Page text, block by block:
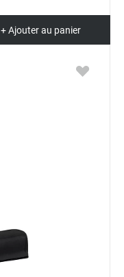
+ Ajouter au panier